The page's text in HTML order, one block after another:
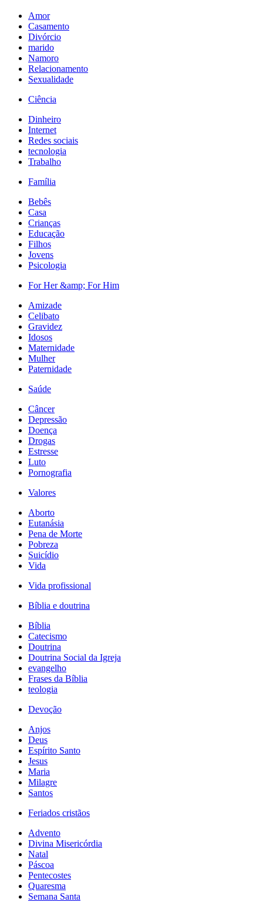
Amor
Casamento
Divórcio
marido
Namoro
Relacionamento
Sexualidade
Ciência
Dinheiro
Internet
Redes sociais
tecnologia
Trabalho
Família
Bebês
Casa
Crianças
Educação
Filhos
Jovens
Psicologia
For Her &amp; For Him
Amizade
Celibato
Gravidez
Idosos
Maternidade
Mulher
Paternidade
Saúde
Câncer
Depressão
Doença
Drogas
Estresse
Luto
Pornografia
Valores
Aborto
Eutanásia
Pena de Morte
Pobreza
Suicídio
Vida
Vida profissional
Bíblia e doutrina
Bíblia
Catecismo
Doutrina
Doutrina Social da Igreja
evangelho
Frases da Bíblia
teologia
Devoção
Anjos
Deus
Espírito Santo
Jesus
Maria
Milagre
Santos
Feriados cristãos
Advento
Divina Misericórdia
Natal
Páscoa
Pentecostes
Quaresma
Semana Santa